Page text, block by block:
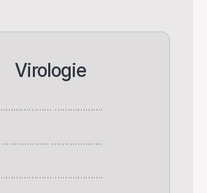
Virologie
……………….
……………….. ………………..
……………….